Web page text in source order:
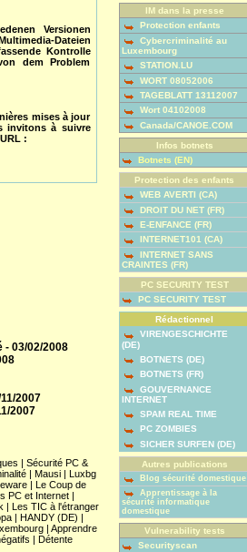
Versionen
Dateien
Kontrolle
dem Problem
mises à jour
invitons à suivre
:
- 03/02/2008
2007
2007
| Sécurité PC &
| Mausi | Luxbg
| Le Coup de
PC et Internet |
| Les TIC à l'étranger
| HANDY (DE) |
| Apprendre
| Détente
IM dans la presse
Protection enfants
Cybercriminalité au
Luxembourg
STATION.LU
WORT 08052006
TAGEBLATT 13112007
Wort 04102008
Canada/CANOE.COM
Infos botnets
Botnets (EN)
Protection des enfants
WEB AVERTI (CA)
DROIT DU NET (FR)
E-ENFANCE (FR)
INTERNET101 (CA)
INTERNET SANS
CRAINTES (FR)
PC SECURITY TEST
PC SECURITY TEST
Rédactionnel
VIRENGESCHICHTE
(DE)
BOTNETS (DE)
BOTNETS (FR)
GOUVERNANCE
INTERNET
SPAM REAL TIME
PC ZOMBIES
SICHER SURFEN (DE)
Autres publications
Blog sécurité domestique
Apprentissage à la
sécurité informatique
domestique
Vulnerability tests
Securityscan